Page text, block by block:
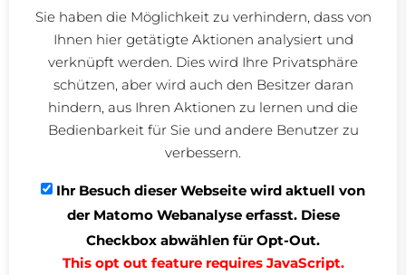
Cyberangriffes die zur Strafverfolgung notwendigen
Informationen bereitzustellen. Diese anonym erhobenen
Daten und Informationen werden durch die KIENLE
Beratende Ingenieure GmbH daher einerseits statistisch
und ferner mit dem Ziel ausgewertet, den Datenschutz
und die Datensicherheit in unserem Unternehmen zu
erhöhen, um letztlich ein optimales Schutzniveau für die
von uns verarbeiteten personenbezogenen Daten
sicherzustellen. Die anonymen Daten der Server-Logfiles
angegebenen personenbezogenen Daten gespeichert.
Sie haben die Möglichkeit zu verhindern, dass von
Ihnen hier getätigte Aktionen analysiert und
verknüpft werden. Dies wird Ihre Privatsphäre
schützen, aber wird auch den Besitzer daran
hindern, aus Ihren Aktionen zu lernen und die
Bedienbarkeit für Sie und andere Benutzer zu
verbessern.
Ihr Besuch dieser Webseite wird aktuell von
der Matomo Webanalyse erfasst. Diese
Checkbox abwählen für Opt-Out.
This opt out feature requires JavaScript.